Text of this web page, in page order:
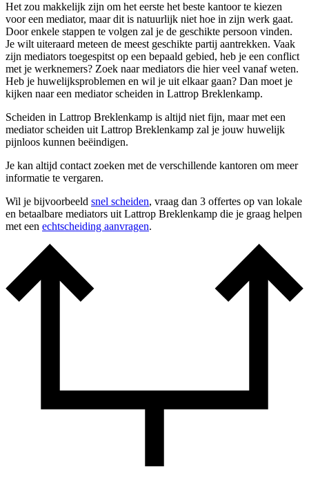
Het zou makkelijk zijn om het eerste het beste kantoor te kiezen
voor een mediator, maar dit is natuurlijk niet hoe in zijn werk gaat.
Door enkele stappen te volgen zal je de geschikte persoon vinden.
Je wilt uiteraard meteen de meest geschikte partij aantrekken. Vaak
zijn mediators toegespitst op een bepaald gebied, heb je een conflict
met je werknemers? Zoek naar mediators die hier veel vanaf weten.
Heb je huwelijksproblemen en wil je uit elkaar gaan? Dan moet je
kijken naar een mediator scheiden in Lattrop Breklenkamp.
Scheiden in Lattrop Breklenkamp is altijd niet fijn, maar met een
mediator scheiden uit Lattrop Breklenkamp zal je jouw huwelijk
pijnloos kunnen beëindigen.
Je kan altijd contact zoeken met de verschillende kantoren om meer
informatie te vergaren.
Wil je bijvoorbeeld snel scheiden, vraag dan 3 offertes op van lokale
en betaalbare mediators uit Lattrop Breklenkamp die je graag helpen
met een echtscheiding aanvragen.